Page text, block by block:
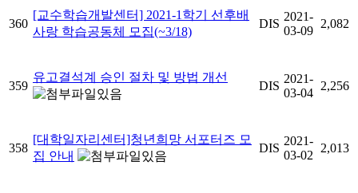
360
[교수학습개발센터] 2021-1학기 선후배
사랑 학습공동체 모집(~3/18)
DIS
2021-
03-09
2,082
359
유고결석계 승인 절차 및 방법 개선
DIS
2021-
03-04
2,256
358
[대학일자리센터]청년희망 서포터즈 모
집 안내
DIS
2021-
03-02
2,013